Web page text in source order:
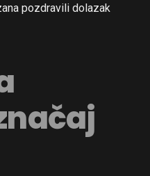
pozdravili dolazak